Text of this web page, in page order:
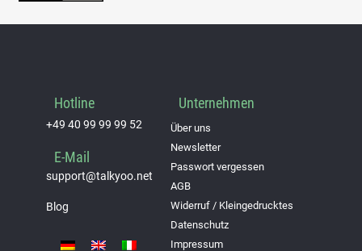
Hotline
+49 40 99 99 99 52
E-Mail
support@talkyoo.net
Blog
Unternehmen
Über uns
Newsletter
Passwort vergessen
AGB
Widerruf / Kleingedrucktes
Datenschutz
Impressum